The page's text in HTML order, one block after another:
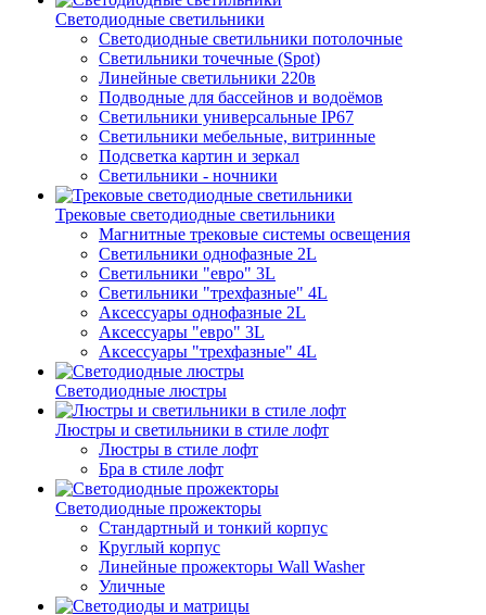
Светодиодные светильники
Светодиодные светильники потолочные
Светильники точечные (Spot)
Линейные светильники 220в
Подводные для бассейнов и водоёмов
Светильники универсальные IP67
Светильники мебельные, витринные
Подсветка картин и зеркал
Светильники - ночники
Трековые светодиодные светильники
Магнитные трековые системы освещения
Светильники однофазные 2L
Светильники "евро" 3L
Светильники "трехфазные" 4L
Аксессуары однофазные 2L
Аксессуары "евро" 3L
Аксессуары "трехфазные" 4L
Светодиодные люстры
Люстры и светильники в стиле лофт
Люстры в стиле лофт
Бра в стиле лофт
Светодиодные прожекторы
Стандартный и тонкий корпус
Круглый корпус
Линейные прожекторы Wall Washer
Уличные